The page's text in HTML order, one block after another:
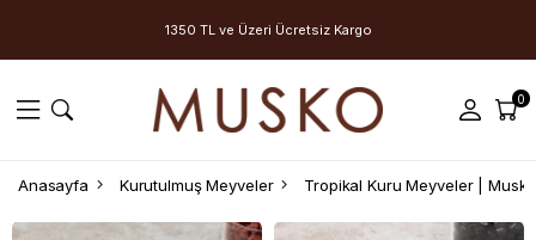
1350 TL ve Üzeri Ücretsiz Kargo
0
Anasayfa Kurutulmuş Meyveler Tropikal Kuru Meyveler |